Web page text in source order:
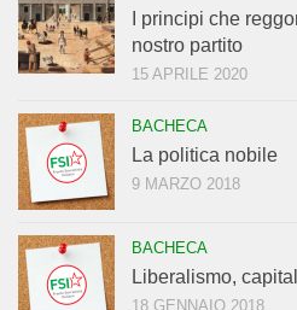
I principi che
nostro partito
15 APRILE 2020
BACHECA
La politica nobile
9 MARZO 2018
BACHECA
Liberalismo,
18 GENNAIO 2018